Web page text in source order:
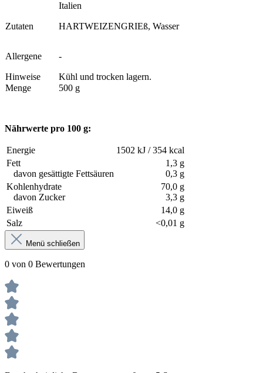
Italien
Zutaten HARTWEIZENGRIEß, Wasser
Allergene -
Hinweise
Kühl und trocken lagern.
Menge
500 g
Nährwerte pro 100 g:
Energie
1502 kJ / 354 kcal
Fett
davon gesättigte Fettsäuren
1,3 g
0,3 g
Kohlenhydrate
davon Zucker
70,0 g
3,3 g
Eiweiß
14,0 g
Salz
<0,01 g
Menü schließen
0 von 0 Bewertungen